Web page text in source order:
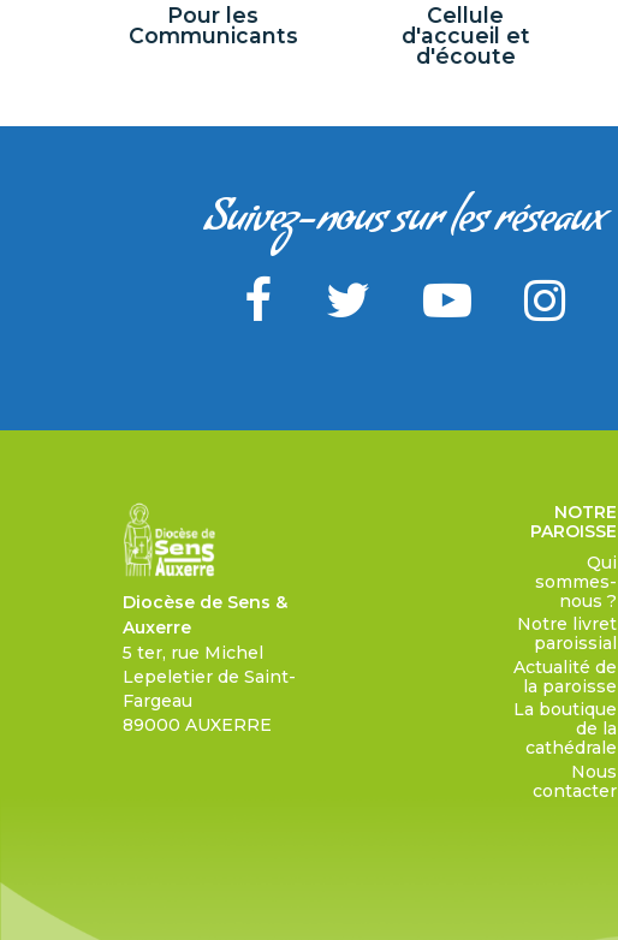
Pour les
Communicants
Cellule
d'accueil et
d'écoute
Suivez-nous sur les réseaux
Diocèse de Sens &
Auxerre
5 ter, rue Michel
Lepeletier de Saint-
Fargeau
89000 AUXERRE
NOTRE
PAROISSE
Qui
sommes-
nous ?
Notre livret
paroissial
Actualité de
la paroisse
La boutique
de la
cathédrale
Nous
contacter